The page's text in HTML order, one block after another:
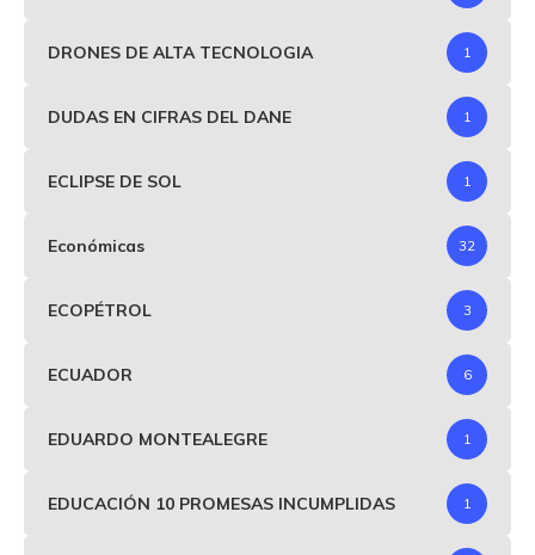
DRONES DE ALTA TECNOLOGIA 1
DUDAS EN CIFRAS DEL DANE 1
ECLIPSE DE SOL 1
Económicas 32
ECOPÉTROL 3
ECUADOR 6
EDUARDO MONTEALEGRE 1
EDUCACIÓN 10 PROMESAS INCUMPLIDAS 1